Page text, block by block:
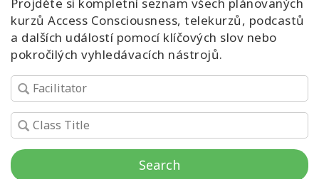
More
Novinky
CONTACT
SEARCH
kurzů Access Consciousness, telekurzů, podcastů
a dalších událostí pomocí klíčových slov nebo
pokročilých vyhledávacích nástrojů.
Search